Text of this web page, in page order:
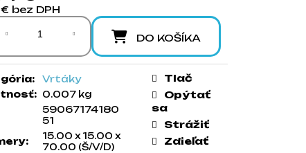
bez DPH
cena:
DO KOŠÍKA
:
Vrtáky
: 0.007 kg
59067174180
51
:
15.00 x 15.00 x
70.00 (Š/V/D)
Tlač
Opýtať
sa
Strážiť
Zdieľať